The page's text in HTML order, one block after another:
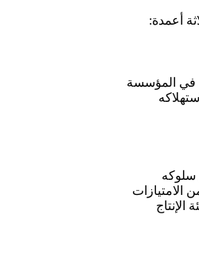
في المؤسسة
سلوكه
الامتيازات